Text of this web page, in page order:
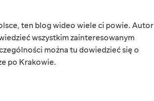
ten blog wideo wiele ci powie. Autor
wszystkim zainteresowanym
można tu dowiedzieć się o
po Krakowie.